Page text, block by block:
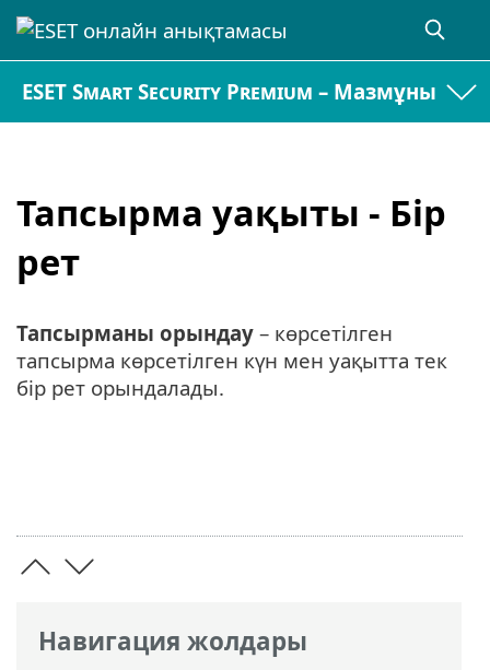
ESET Smart Security Premium – Мазмұны
Тапсырма уақыты - Бір
рет
Навигация жолдары
Тапсырманы орындау – көрсетілген
тапсырма көрсетілген күн мен уақытта тек
бір рет орындалады.